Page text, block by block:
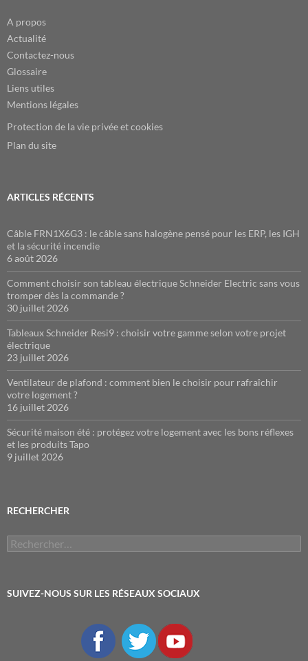
A propos
Actualité
Contactez-nous
Glossaire
Liens utiles
Mentions légales
Protection de la vie privée et cookies
Plan du site
ARTICLES RÉCENTS
Câble FRN1X6G3 : le câble sans halogène pensé pour les ERP, les IGH
et la sécurité incendie
6 août 2026
Comment choisir son tableau électrique Schneider Electric sans vous
tromper dès la commande ?
30 juillet 2026
Tableaux Schneider Resi9 : choisir votre gamme selon votre projet
électrique
23 juillet 2026
Ventilateur de plafond : comment bien le choisir pour rafraîchir
votre logement ?
16 juillet 2026
Sécurité maison été : protégez votre logement avec les bons réflexes
et les produits Tapo
9 juillet 2026
RECHERCHER
Rechercher :
SUIVEZ-NOUS SUR LES RÉSEAUX SOCIAUX